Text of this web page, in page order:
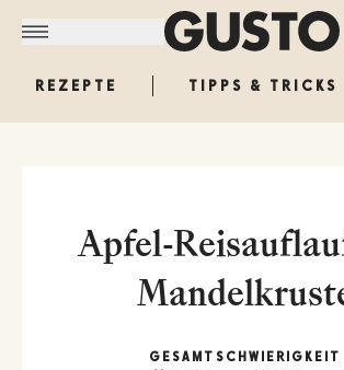
REZEPTE TIPPS & TRICKS
Apfel-
GESAMT SCHWIERIGKEIT